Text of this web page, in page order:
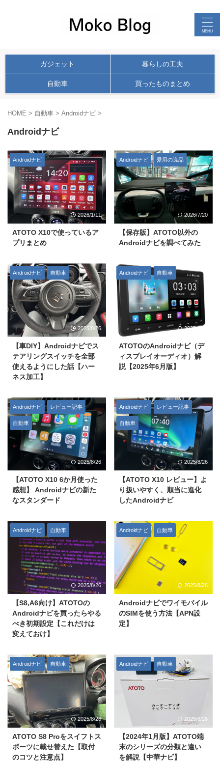
ガジェット 暮らしの工夫
自動車 買ったものまとめ
HOME > 自動車 > Androidナビ >
Androidナビ
Androidナビ
2026/1/11
ATOTO X10で使っているア
プリまとめ
Androidナビ 愛用の逸品
2026/7/20
【保存版】ATOTO以外の
Androidナビを調べてみた
Androidナビ 自動車
2025/8/26
【車DIY】Androidナビでス
テアリングスイッチを全部
使えるようにした話【ハー
ネス加工】
Androidナビ 自動車
2025/8/26
ATOTOのAndroidナビ（デ
ィスプレイオーディオ）解
説【2025年6月版】
Androidナビ レビュー記事
自動車
2025/8/26
【ATOTO X10 6か月使った
感想】 Androidナビの新た
なスタンダード
Androidナビ レビュー記事
自動車
2025/8/26
【ATOTO X10 レビュー】よ
り扱いやすく、順当に進化
したAndroidナビ
Androidナビ 自動車
2025/8/26
【S8,A6向け】ATOTOの
Androidナビを買ったらやる
べき初期設定【これだけは
変えておけ】
Androidナビ 自動車
2025/8/26
Androidナビでワイモバイル
のSIMを使う方法【APN設
定】
Androidナビ 自動車
2025/8/26
ATOTO S8 Proをスイフトス
ポーツに載せ替えた【取付
のコツと注意点】
Androidナビ 自動車
2025/8/26
【2024年1月版】ATOTO端
末のシリーズの分類と違い
を解説【中華ナビ】